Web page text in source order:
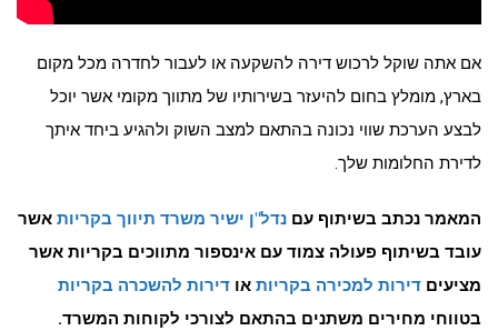
אם אתה שוקל לרכוש דירה להשקעה או לעבור לחדרה מכל מקום
בארץ, מומלץ בחום להיעזר בשירותיו של מתווך מקומי אשר יוכל
לבצע הערכת שווי נכונה בהתאם למצב השוק ולהגיע ביחד איתך
לדירת החלומות שלך.
המאמר נכתב בשיתוף עם נדל"ן ישיר משרד תיווך בקריות אשר
עובד בשיתוף פעולה צמוד עם אינספור מתווכים בקריות אשר
מציעים דירות למכירה בקריות או דירות להשכרה בקריות
בטווחי מחירים משתנים בהתאם לצורכי לקוחות המשרד.